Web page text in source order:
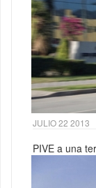
JULIO 22 2013
PIVE a una